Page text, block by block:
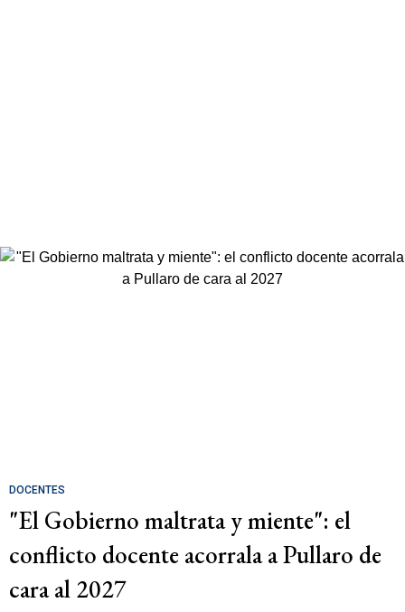
DOCENTES
"El Gobierno maltrata y miente": el
conflicto docente acorrala a Pullaro de
cara al 2027